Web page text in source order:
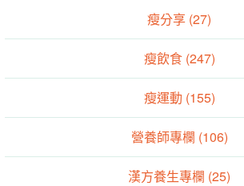
瘦分享 (27)
瘦飲食 (247)
瘦運動 (155)
營養師專欄 (106)
漢方養生專欄 (25)